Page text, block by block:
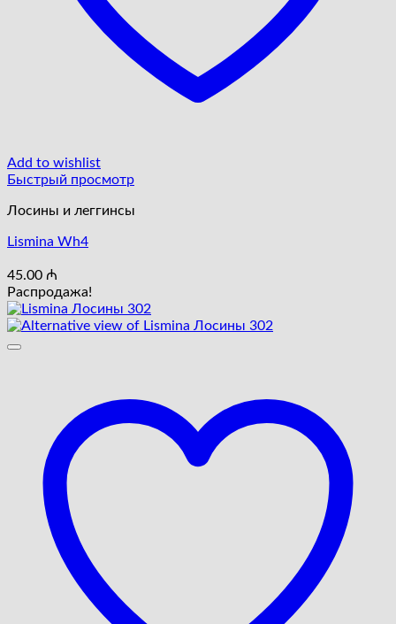
Add to wishlist
Быстрый просмотр
Лосины и леггинсы
Lismina Wh4
45.00 ₼
Распродажа!